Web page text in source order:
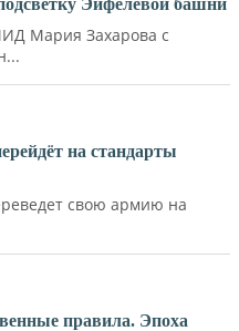
Мария Захарова с
на стандарты
свою армию на
правила. Эпоха